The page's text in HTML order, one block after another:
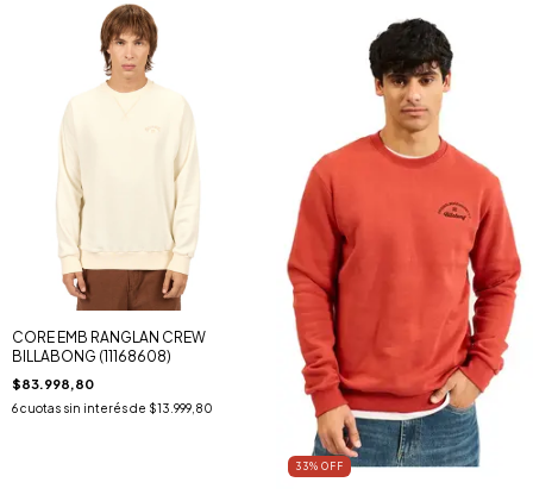
CORE EMB RANGLAN CREW
BILLABONG (11168608)
$83.998,80
6cuotas sin interés de $13.999,80
33% OFF